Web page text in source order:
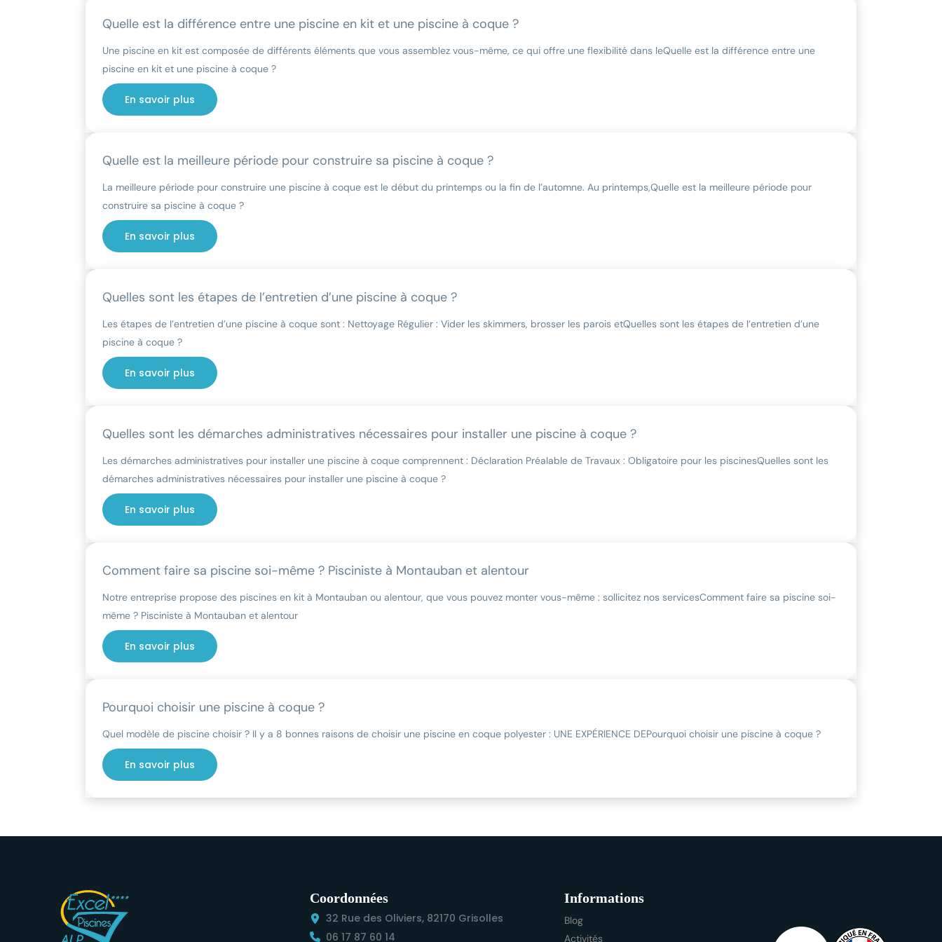
Quelle est la différence entre une piscine en kit et une piscine à coque ?
Une piscine en kit est composée de différents éléments que vous assemblez vous-même, ce qui offre une flexibilité dans leQuelle est la différence entre une
piscine en kit et une piscine à coque ?
En savoir plus
Quelle est la meilleure période pour construire sa piscine à coque ?
La meilleure période pour construire une piscine à coque est le début du printemps ou la fin de l’automne. Au printemps,Quelle est la meilleure période pour
construire sa piscine à coque ?
En savoir plus
Quelles sont les étapes de l’entretien d’une piscine à coque ?
Les étapes de l’entretien d’une piscine à coque sont : Nettoyage Régulier : Vider les skimmers, brosser les parois etQuelles sont les étapes de l’entretien d’une
piscine à coque ?
En savoir plus
Quelles sont les démarches administratives nécessaires pour installer une piscine à coque ?
Les démarches administratives pour installer une piscine à coque comprennent : Déclaration Préalable de Travaux : Obligatoire pour les piscinesQuelles sont les
démarches administratives nécessaires pour installer une piscine à coque ?
En savoir plus
Comment faire sa piscine soi-même ? Pisciniste à Montauban et alentour
Notre entreprise propose des piscines en kit à Montauban ou alentour, que vous pouvez monter vous-même : sollicitez nos servicesComment faire sa piscine soi-
même ? Pisciniste à Montauban et alentour
En savoir plus
Pourquoi choisir une piscine à coque ?
Quel modèle de piscine choisir ? Il y a 8 bonnes raisons de choisir une piscine en coque polyester : UNE EXPÉRIENCE DEPourquoi choisir une piscine à coque ?
En savoir plus
Coordonnées
32 Rue des Oliviers, 82170 Grisolles
06 17 87 60 14
Informations
Blog
Activités